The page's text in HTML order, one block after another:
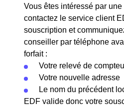
Vous êtes intéressé par
contactez le service client
souscription et
conseiller par téléphone
forfait :
Votre relevé de
Votre nouvelle adresse
Le nom du précédent
EDF valide donc votre